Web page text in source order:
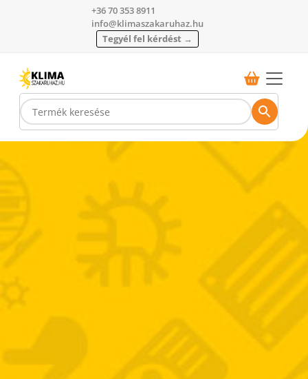
+36 70 353 8911
info@klimaszakaruhaz.hu
Tegyél fel kérdést →